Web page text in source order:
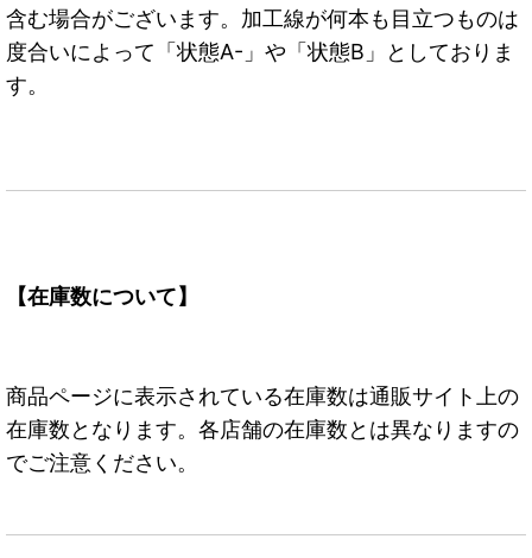
含む場合がございます。加工線が何本も目立つものは
度合いによって「状態A-」や「状態B」としておりま
す。
【在庫数について】
商品ページに表示されている在庫数は通販サイト上の
在庫数となります。各店舗の在庫数とは異なりますの
でご注意ください。